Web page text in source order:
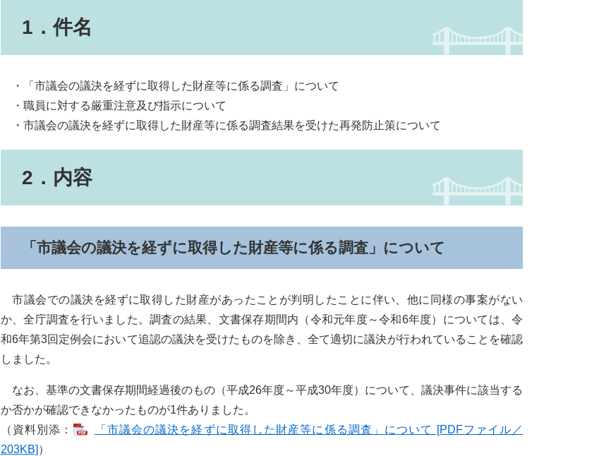
1．件名
・「市議会の議決を経ずに取得した財産等に係る調査」について
・職員に対する厳重注意及び指示について
・市議会の議決を経ずに取得した財産等に係る調査結果を受けた再発防止策について
2．内容
「市議会の議決を経ずに取得した財産等に係る調査」について
市議会での議決を経ずに取得した財産があったことが判明したことに伴い、他に同様の事案がない
か、全庁調査を行いました。調査の結果、文書保存期間内（令和元年度～令和6年度）については、令
和6年第3回定例会において追認の議決を受けたものを除き、全て適切に議決が行われていることを確認
しました。
なお、基準の文書保存期間経過後のもの（平成26年度～平成30年度）について、議決事件に該当する
か否かが確認できなかったものが1件ありました。
（資料別添：
「市議会の議決を経ずに取得した財産等に係る調査」について [PDFファイル／
203KB] ）